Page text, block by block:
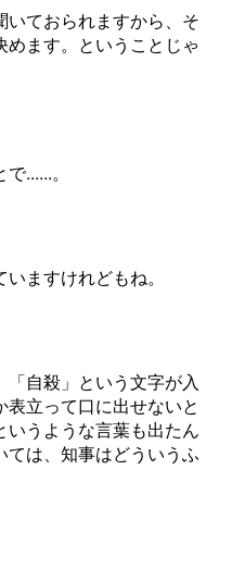
ておられますから、そ
ます。ということじゃ
......。
ますけれどもね。
自殺」という文字が入
立って口に出せないと
うような言葉も出たん
は、知事はどういうふ